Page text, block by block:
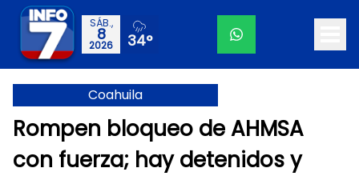
SÁB.,
8
2026 34°
Coahuila
Rompen bloqueo de AHMSA
con fuerza; hay detenidos y